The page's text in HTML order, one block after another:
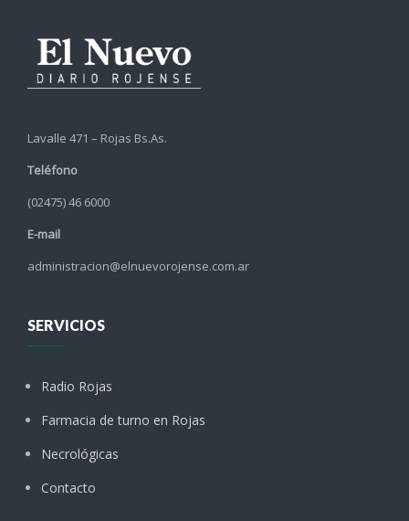
Lavalle 471 – Rojas Bs.As.
Teléfono
(02475) 46 6000
E-mail
administracion@elnuevorojense.com.ar
SERVICIOS
Radio Rojas
Farmacia de turno en Rojas
Necrológicas
Contacto